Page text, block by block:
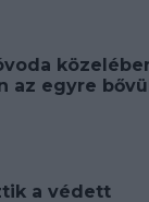
az egyre
a védett